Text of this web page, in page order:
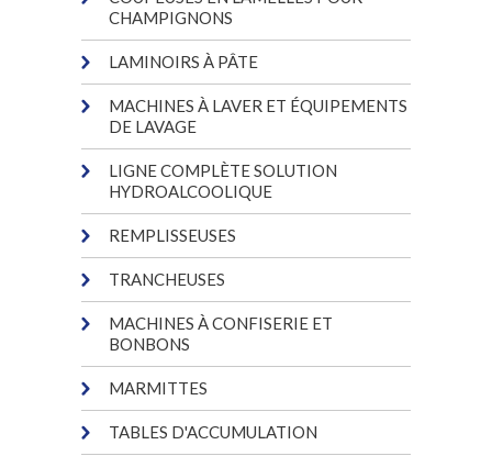
CHAMPIGNONS
LAMINOIRS À PÂTE
MACHINES À LAVER ET ÉQUIPEMENTS
DE LAVAGE
LIGNE COMPLÈTE SOLUTION
HYDROALCOOLIQUE
REMPLISSEUSES
TRANCHEUSES
MACHINES À CONFISERIE ET
BONBONS
MARMITTES
TABLES D'ACCUMULATION